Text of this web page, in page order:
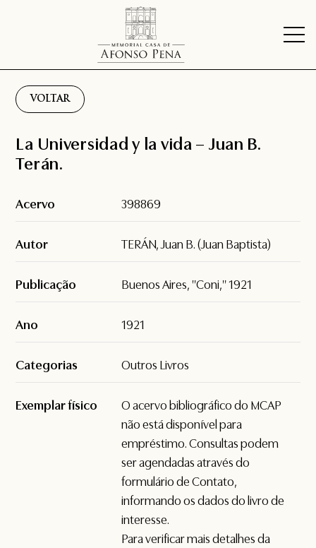
VOLTAR
La Universidad y la vida – Juan B.
Terán.
Acervo 398869
Autor TERÁN, Juan B. (Juan Baptista)
Publicação Buenos Aires, "Coni," 1921
Ano 1921
Categorias Outros Livros
Exemplar físico
O acervo bibliográfico do MCAP
não está disponível para
empréstimo. Consultas podem
ser agendadas através do
formulário deContato,
informando os dados do livro de
interesse.
Para verificar mais detalhes da